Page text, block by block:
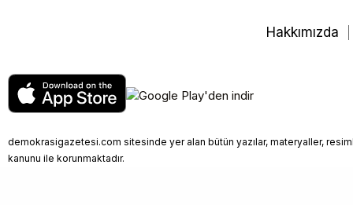
Hakkımızda
demokrasigazetesi.com sitesinde yer alan bütün yazılar, materyaller,
kanunu ile korunmaktadır.